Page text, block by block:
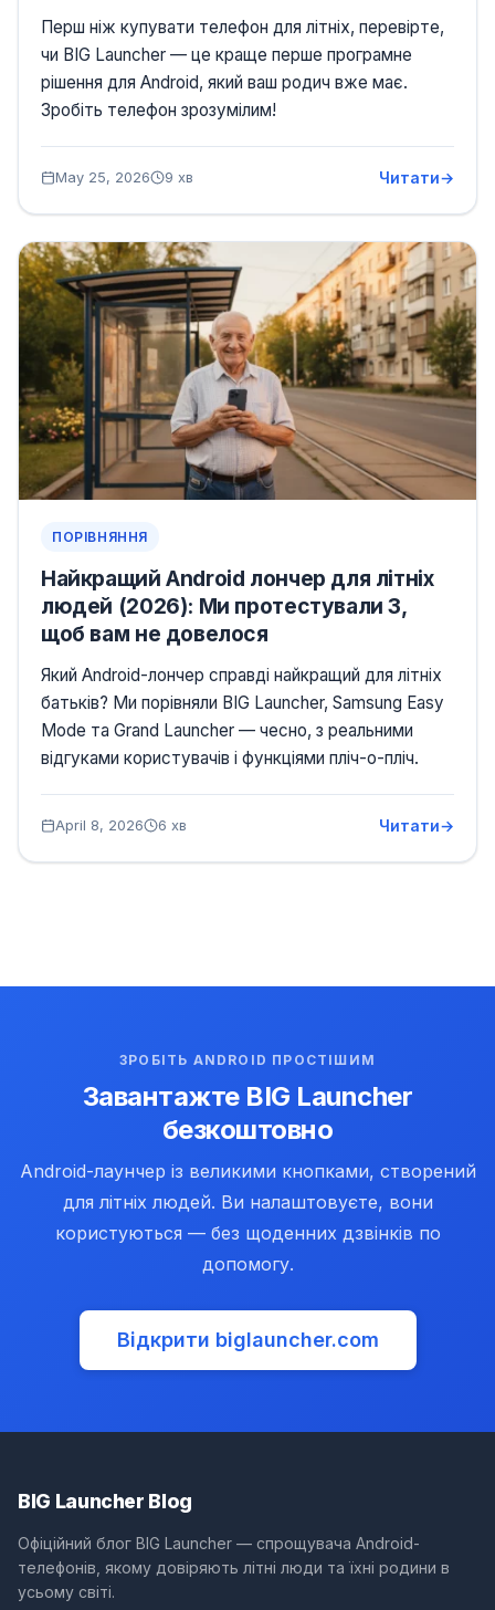
Перш ніж купувати телефон для літніх, перевірте,
чи BIG Launcher — це краще перше програмне
рішення для Android, який ваш родич вже має.
Зробіть телефон зрозумілим!
May 25, 2026 9 хв Читати
ПОРІВНЯННЯ
Найкращий Android лончер для літніх
людей (2026): Ми протестували 3,
щоб вам не довелося
Який Android-лончер справді найкращий для літніх
батьків? Ми порівняли BIG Launcher, Samsung Easy
Mode та Grand Launcher — чесно, з реальними
відгуками користувачів і функціями пліч-о-пліч.
April 8, 2026 6 хв Читати
ЗРОБІТЬ ANDROID ПРОСТІШИМ
Завантажте BIG Launcher
безкоштовно
Android-лаунчер із великими кнопками, створений
для літніх людей. Ви налаштовуєте, вони
користуються — без щоденних дзвінків по
допомогу.
Відкрити biglauncher.com
(opens in new tab)
BIG Launcher Blog
Офіційний блог BIG Launcher — спрощувача Android-
телефонів, якому довіряють літні люди та їхні родини в
усьому світі.